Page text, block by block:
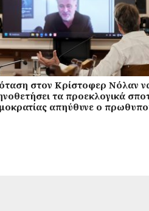
στον Κρίστοφερ Νόλαν
τα προεκλογικά
απηύθυνε ο